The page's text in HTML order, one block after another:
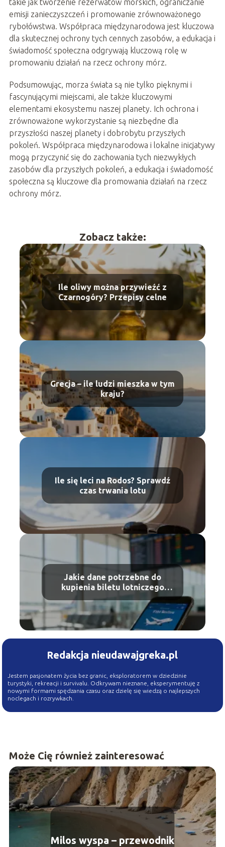
emisji zanieczyszczeń i promowanie zrównoważonego
rybołówstwa. Współpraca międzynarodowa jest kluczowa
dla skutecznej ochrony tych cennych zasobów, a edukacja i
świadomość społeczna odgrywają kluczową rolę w
promowaniu działań na rzecz ochrony mórz.
Podsumowując, morza świata są nie tylko pięknymi i
fascynującymi miejscami, ale także kluczowymi
elementami ekosystemu naszej planety. Ich ochrona i
zrównoważone wykorzystanie są niezbędne dla
przyszłości naszej planety i dobrobytu przyszłych
pokoleń. Współpraca międzynarodowa i lokalne inicjatywy
mogą przyczynić się do zachowania tych niezwykłych
zasobów dla przyszłych pokoleń, a edukacja i świadomość
społeczna są kluczowe dla promowania działań na rzecz
ochrony mórz.
Zobacz także:
Ile oliwy można przywieźć z
Czarnogóry? Przepisy celne
Grecja – ile ludzi mieszka w tym
kraju?
Ile się leci na Rodos? Sprawdź
czas trwania lotu
Jakie dane potrzebne do
kupienia biletu lotniczego
Ryanair?
Redakcja nieudawajgreka.pl
Jestem pasjonatem życia bez granic, eksploratorem w dziedzinie
turystyki, rekreacji i survivalu. Odkrywam nieznane, eksperymentuję z
nowymi formami spędzania czasu oraz dzielę się wiedzą o najlepszych
noclegach i rozrywkach.
Może Cię również zainteresować
Milos wyspa – przewodnik